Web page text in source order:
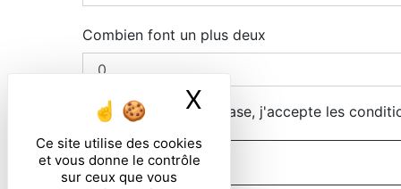
Ce site utilise des cookies
et vous donne le contrôle
sur ceux que vous
X Masquer le
Combien font un plus deux
En cochant cette case, j'accepte les